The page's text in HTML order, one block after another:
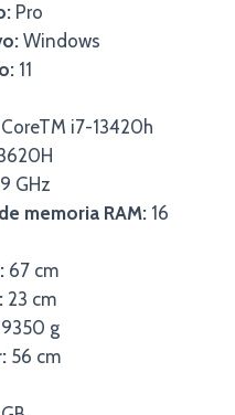
Pro
Windows
11
i7-13420h
GHz
memoria RAM: 16
67 cm
23 cm
9350 g
56 cm